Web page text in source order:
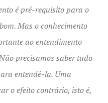
é pré-requisito para o
Mas o conhecimento
ao entendimento
precisamos saber tudo
entendê-la. Uma
o efeito contrário, isto é,